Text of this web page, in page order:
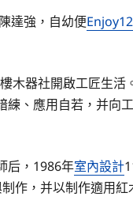
達強，自幼便
木器社開啟工匠生
練、應用自若，并向
后，1986年室內設計
作，并以制作適用紅